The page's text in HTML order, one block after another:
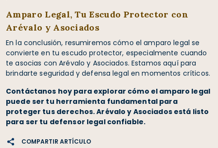
Amparo Legal, Tu Escudo Protector con
Arévalo y Asociados
En la conclusión, resumiremos cómo el amparo legal se
convierte en tu escudo protector, especialmente cuando
te asocias con Arévalo y Asociados. Estamos aquí para
brindarte seguridad y defensa legal en momentos críticos.
Contáctanos hoy para explorar cómo el amparo legal
puede ser tu herramienta fundamental para
proteger tus derechos. Arévalo y Asociados está listo
para ser tu defensor legal confiable.
COMPARTIR ARTÍCULO